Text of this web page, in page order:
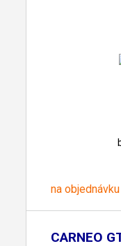
na objednávku
CARNEO